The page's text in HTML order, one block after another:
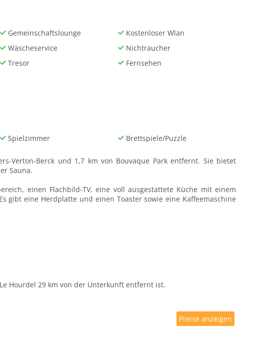
Gemeinschaftslounge
Kostenloser Wlan
Wäscheservice
Nichtraucher
Tresor
Fernsehen
Spielzimmer Brettspiele/Puzzle
Verton-Berck und 1,7 km von Bouvaque Park entfernt. Sie bietet
Sauna.
einen Flachbild-TV, eine voll ausgestattete Küche mit einem
gibt eine Herdplatte und einen Toaster sowie eine Kaffeemaschine
Hourdel 29 km von der Unterkunft entfernt ist.
Preise anzeigen